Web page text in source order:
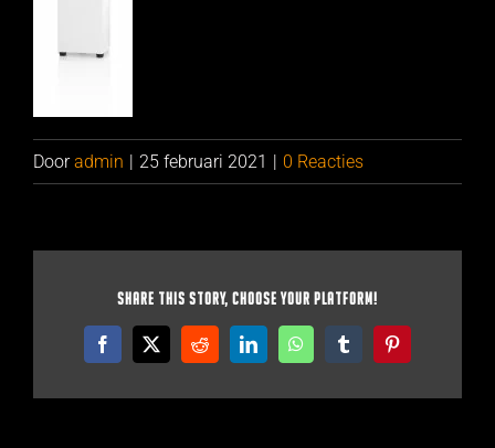
Dooradmin 25 februari 2021 0 Reacties
Share This Story, Choose Your Platform!
Facebook
X RedditLinkedInWhatsAppTumblrPinterest